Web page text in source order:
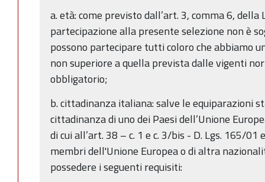
a. età: come previsto dall’art. 3, comma 6,
partecipazione alla presente selezione non è
possono partecipare tutti coloro che abbiamo
non superiore a quella prevista dalle vigenti
obbligatorio;
b. cittadinanza italiana: salve le equiparazioni
cittadinanza di uno dei Paesi dell’Unione
di cui all’art. 38 – c. 1 e c. 3/bis - D. Lgs. 165/01
membri dell'Unione Europea o di altra
possedere i seguenti requisiti: